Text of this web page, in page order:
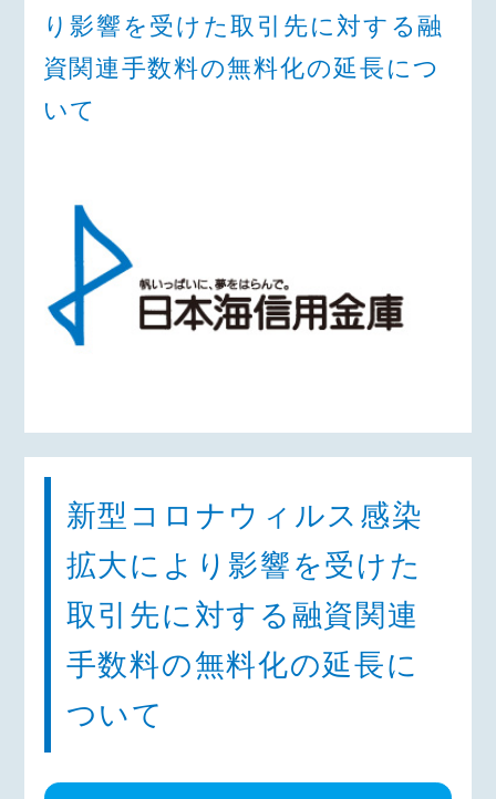
り影響を受けた取引先に対する融
資関連手数料の無料化の延長につ
いて
新型コロナウィルス感染
拡大により影響を受けた
取引先に対する融資関連
手数料の無料化の延長に
ついて